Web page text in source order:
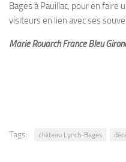
Bages à Pauillac, pour en faire
visiteurs en lien avec ses
Marie Rouarch France Bleu
Tags: château Lynch-Bages